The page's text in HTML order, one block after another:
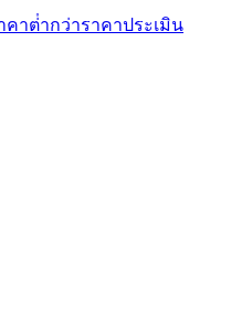
าต่ํากว่าราคาประเมิน